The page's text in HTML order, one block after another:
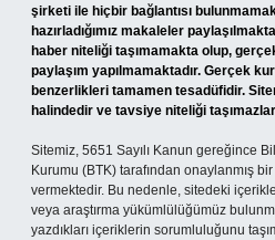
şirketi ile hiçbir bağlantısı
hazırladığımız makaleler
haber niteliği taşımamakta olup,
paylaşım yapılmamaktadır. Gerçek
benzerlikleri tamamen tesadüfidir.
halindedir ve tavsiye niteliği
Sitemiz, 5651 Sayılı Kanun gereğince
Kurumu (BTK) tarafından onaylanmış
vermektedir. Bu nedenle, sitedeki
veya araştırma yükümlülüğümüz
yazdıkları içeriklerin sorumluluğunu